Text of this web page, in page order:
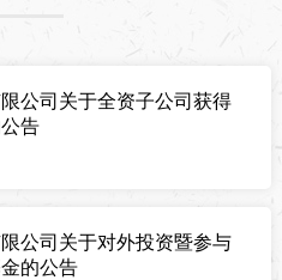
公司关于全资子公司获得
告
公司关于对外投资暨参与
的公告